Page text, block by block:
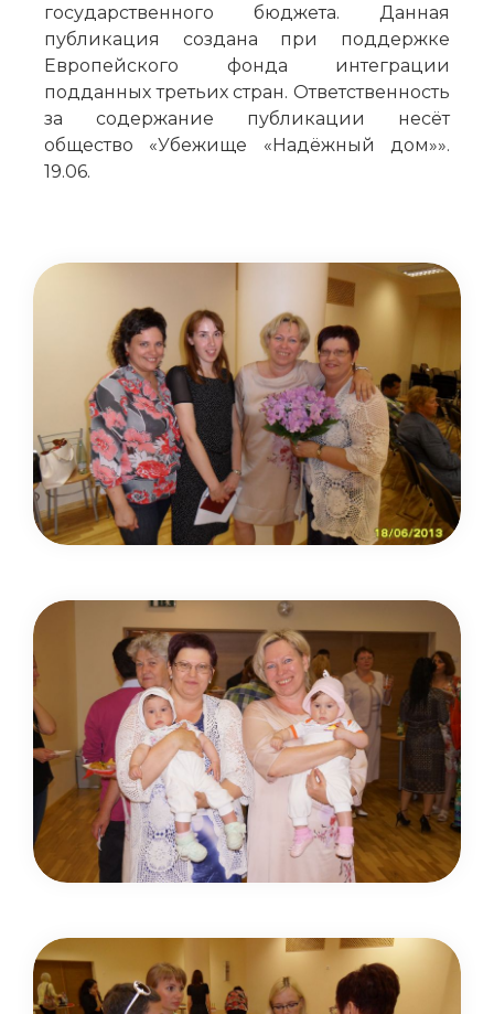
государственного бюджета. Данная
публикация создана при поддержке
Европейского фонда интеграции
подданных третьих стран. Ответственность
за содержание публикации несёт
общество «Убежище «Надёжный дом»».
19.06.